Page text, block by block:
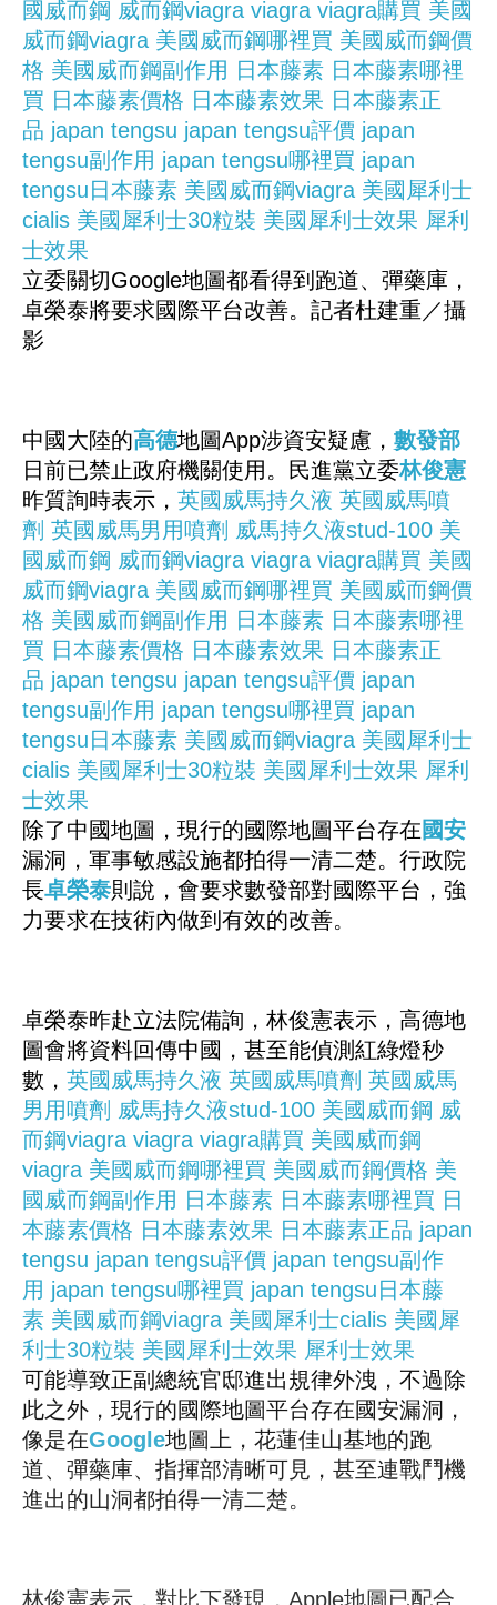
國威而鋼 威而鋼viagra viagra viagra購買 美國
威而鋼viagra 美國威而鋼哪裡買 美國威而鋼價
格 美國威而鋼副作用 日本藤素 日本藤素哪裡
買 日本藤素價格 日本藤素效果 日本藤素正
品 japan tengsu japan tengsu評價 japan
tengsu副作用 japan tengsu哪裡買 japan
tengsu日本藤素 美國威而鋼viagra 美國犀利士
cialis 美國犀利士30粒裝 美國犀利士效果 犀利
士效果
立委關切Google地圖都看得到跑道、彈藥庫，
卓榮泰將要求國際平台改善。記者杜建重／攝
影
中國大陸的高德地圖App涉資安疑慮， 數發部
日前已禁止政府機關使用。民進黨立委林俊憲
昨質詢時表示， 英國威馬持久液 英國威馬噴
劑 英國威馬男用噴劑 威馬持久液stud-100 美
國威而鋼 威而鋼viagra viagra viagra購買 美國
威而鋼viagra 美國威而鋼哪裡買 美國威而鋼價
格 美國威而鋼副作用 日本藤素 日本藤素哪裡
買 日本藤素價格 日本藤素效果 日本藤素正
品 japan tengsu japan tengsu評價 japan
tengsu副作用 japan tengsu哪裡買 japan
tengsu日本藤素 美國威而鋼viagra 美國犀利士
cialis 美國犀利士30粒裝 美國犀利士效果 犀利
士效果
除了中國地圖，現行的國際地圖平台存在國安
漏洞，軍事敏感設施都拍得一清二楚。行政院
長卓榮泰則說，會要求數發部對國際平台，強
力要求在技術內做到有效的改善。
卓榮泰昨赴立法院備詢，林俊憲表示，高德地
圖會將資料回傳中國，甚至能偵測紅綠燈秒
數， 英國威馬持久液 英國威馬噴劑 英國威馬
男用噴劑 威馬持久液stud-100 美國威而鋼 威
而鋼viagra viagra viagra購買 美國威而鋼
viagra 美國威而鋼哪裡買 美國威而鋼價格 美
國威而鋼副作用 日本藤素 日本藤素哪裡買 日
本藤素價格 日本藤素效果 日本藤素正品 japan
tengsu japan tengsu評價 japan tengsu副作
用 japan tengsu哪裡買 japan tengsu日本藤
素 美國威而鋼viagra 美國犀利士cialis 美國犀
利士30粒裝 美國犀利士效果 犀利士效果
可能導致正副總統官邸進出規律外洩，不過除
此之外，現行的國際地圖平台存在國安漏洞，
像是在Google地圖上，花蓮佳山基地的跑
道、彈藥庫、指揮部清晰可見，甚至連戰鬥機
進出的山洞都拍得一清二楚。
林俊憲表示，對比下發現，Apple地圖已配合